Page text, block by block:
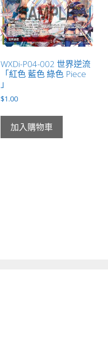
WXDi-P04-002 世界逆流
「紅色 藍色 綠色 Piece
」
$1.00
加入購物車